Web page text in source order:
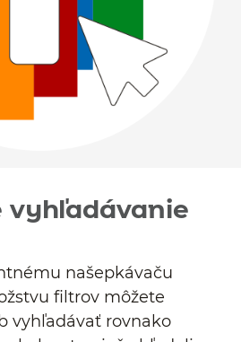
vyhľadávanie
našepkávaču
filtrov môžete
vyhľadávať rovnako